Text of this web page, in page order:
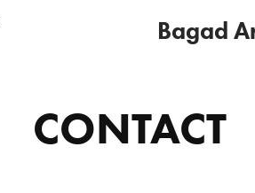
Bagad
CONTACT